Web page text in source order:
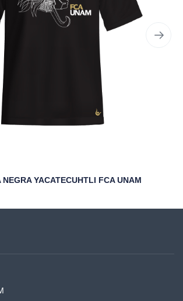
NEGRA YACATECUHTLI FCA UNAM